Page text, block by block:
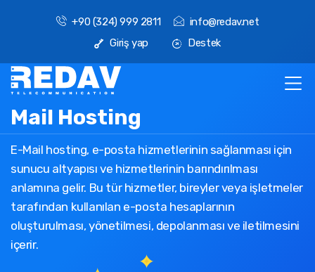
+90 (324) 999 2811
info@redav.net
Giriş yap
Destek
Mail Hosting
E-Mail hosting, e-posta hizmetlerinin sağlanması için
sunucu altyapısı ve hizmetlerinin barındırılması
anlamına gelir. Bu tür hizmetler, bireyler veya işletmeler
tarafından kullanılan e-posta hesaplarının
oluşturulması, yönetilmesi, depolanması ve iletilmesini
içerir.